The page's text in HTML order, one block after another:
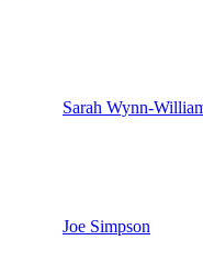
Sarah Wynn-
Joe Simpson